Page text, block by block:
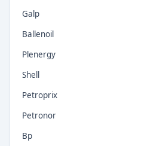
Galp
Ballenoil
Plenergy
Shell
Petroprix
Petronor
Bp